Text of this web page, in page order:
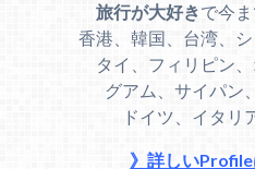
旅行が大好きで今
香港、韓国、台湾、シ
タイ、フィリピン、
グアム、サイパン
ドイツ、イタリ
》詳しい